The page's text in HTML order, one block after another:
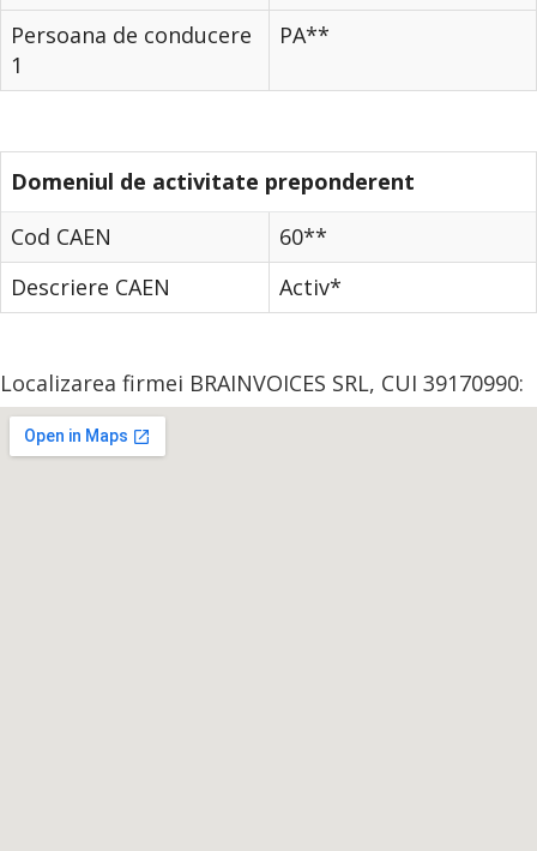
Persoana de conducere
1
PA**
Domeniul de activitate preponderent
Cod CAEN
60**
Descriere CAEN
Activ*
Localizarea firmei BRAINVOICES SRL, CUI 39170990: